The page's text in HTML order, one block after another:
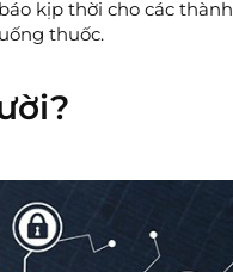
kịp thời cho các
thuốc.